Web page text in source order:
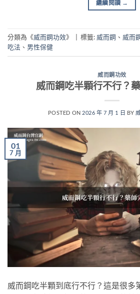
繼續閱讀 →
分類為《威而鋼功效》 標籤: 威而鋼 、 威而
吃法 、 男性保健
威而鋼功效
威而鋼吃半顆行不行？
POSTED ON 2026 年 7 月 1 日 BY
01
7 月
威而鋼吃半顆到底行不行？這是很多